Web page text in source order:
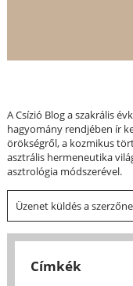
A Csízió Blog a szakrális
hagyomány rendjében ír
örökségről, a kozmikus
asztrális hermeneutika
asztrológia módszerével.
Üzenet küldés a
Címkék